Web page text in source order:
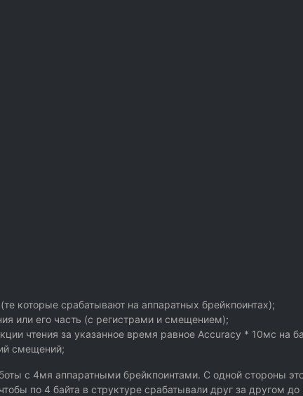
которые срабатывают на аппаратных брейкпоинтах);
или его часть (с регистрами и смещением);
чтения за указанное время равное Accuracy * 10мс на
смещений;
с 4мя аппаратными брейкпоинтами. С одной стороны
по 4 байта в структуре срабатывали друг за другом